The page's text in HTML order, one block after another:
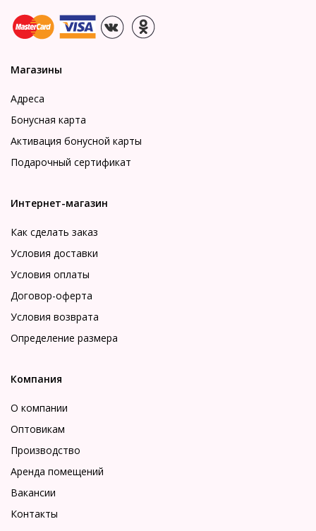
Магазины
Адреса
Бонусная карта
Активация бонусной карты
Подарочный сертификат
Интернет-магазин
Как сделать заказ
Условия доставки
Условия оплаты
Договор-оферта
Условия возврата
Определение размера
Компания
О компании
Оптовикам
Производство
Аренда помещений
Вакансии
Контакты